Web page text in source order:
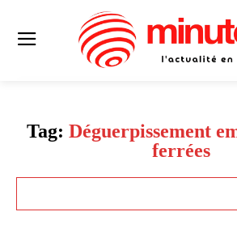
Tag: Déguerpissement
ferrées